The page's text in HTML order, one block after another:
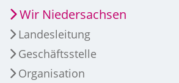
Wir Niedersachsen
Landesleitung
Geschäftsstelle
Organisation